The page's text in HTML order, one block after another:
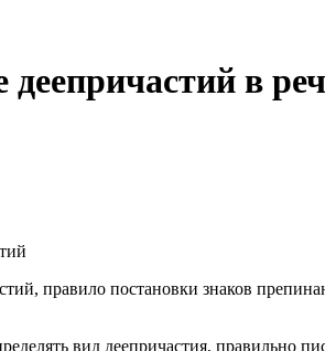
в
правило постановки знаков
вид деепричастия, правильно